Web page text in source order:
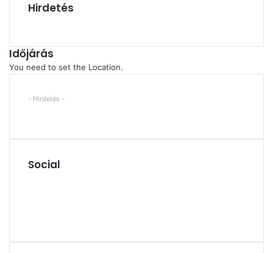
Hirdetés
Időjárás
You need to set the Location.
- Hirdetés -
Social